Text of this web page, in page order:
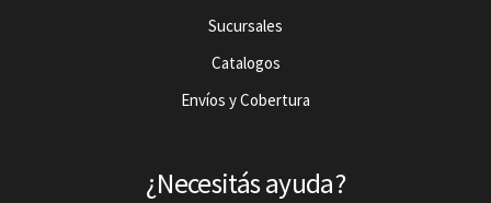
Sucursales
Catalogos
Envíos y Cobertura
¿Necesitás ayuda?